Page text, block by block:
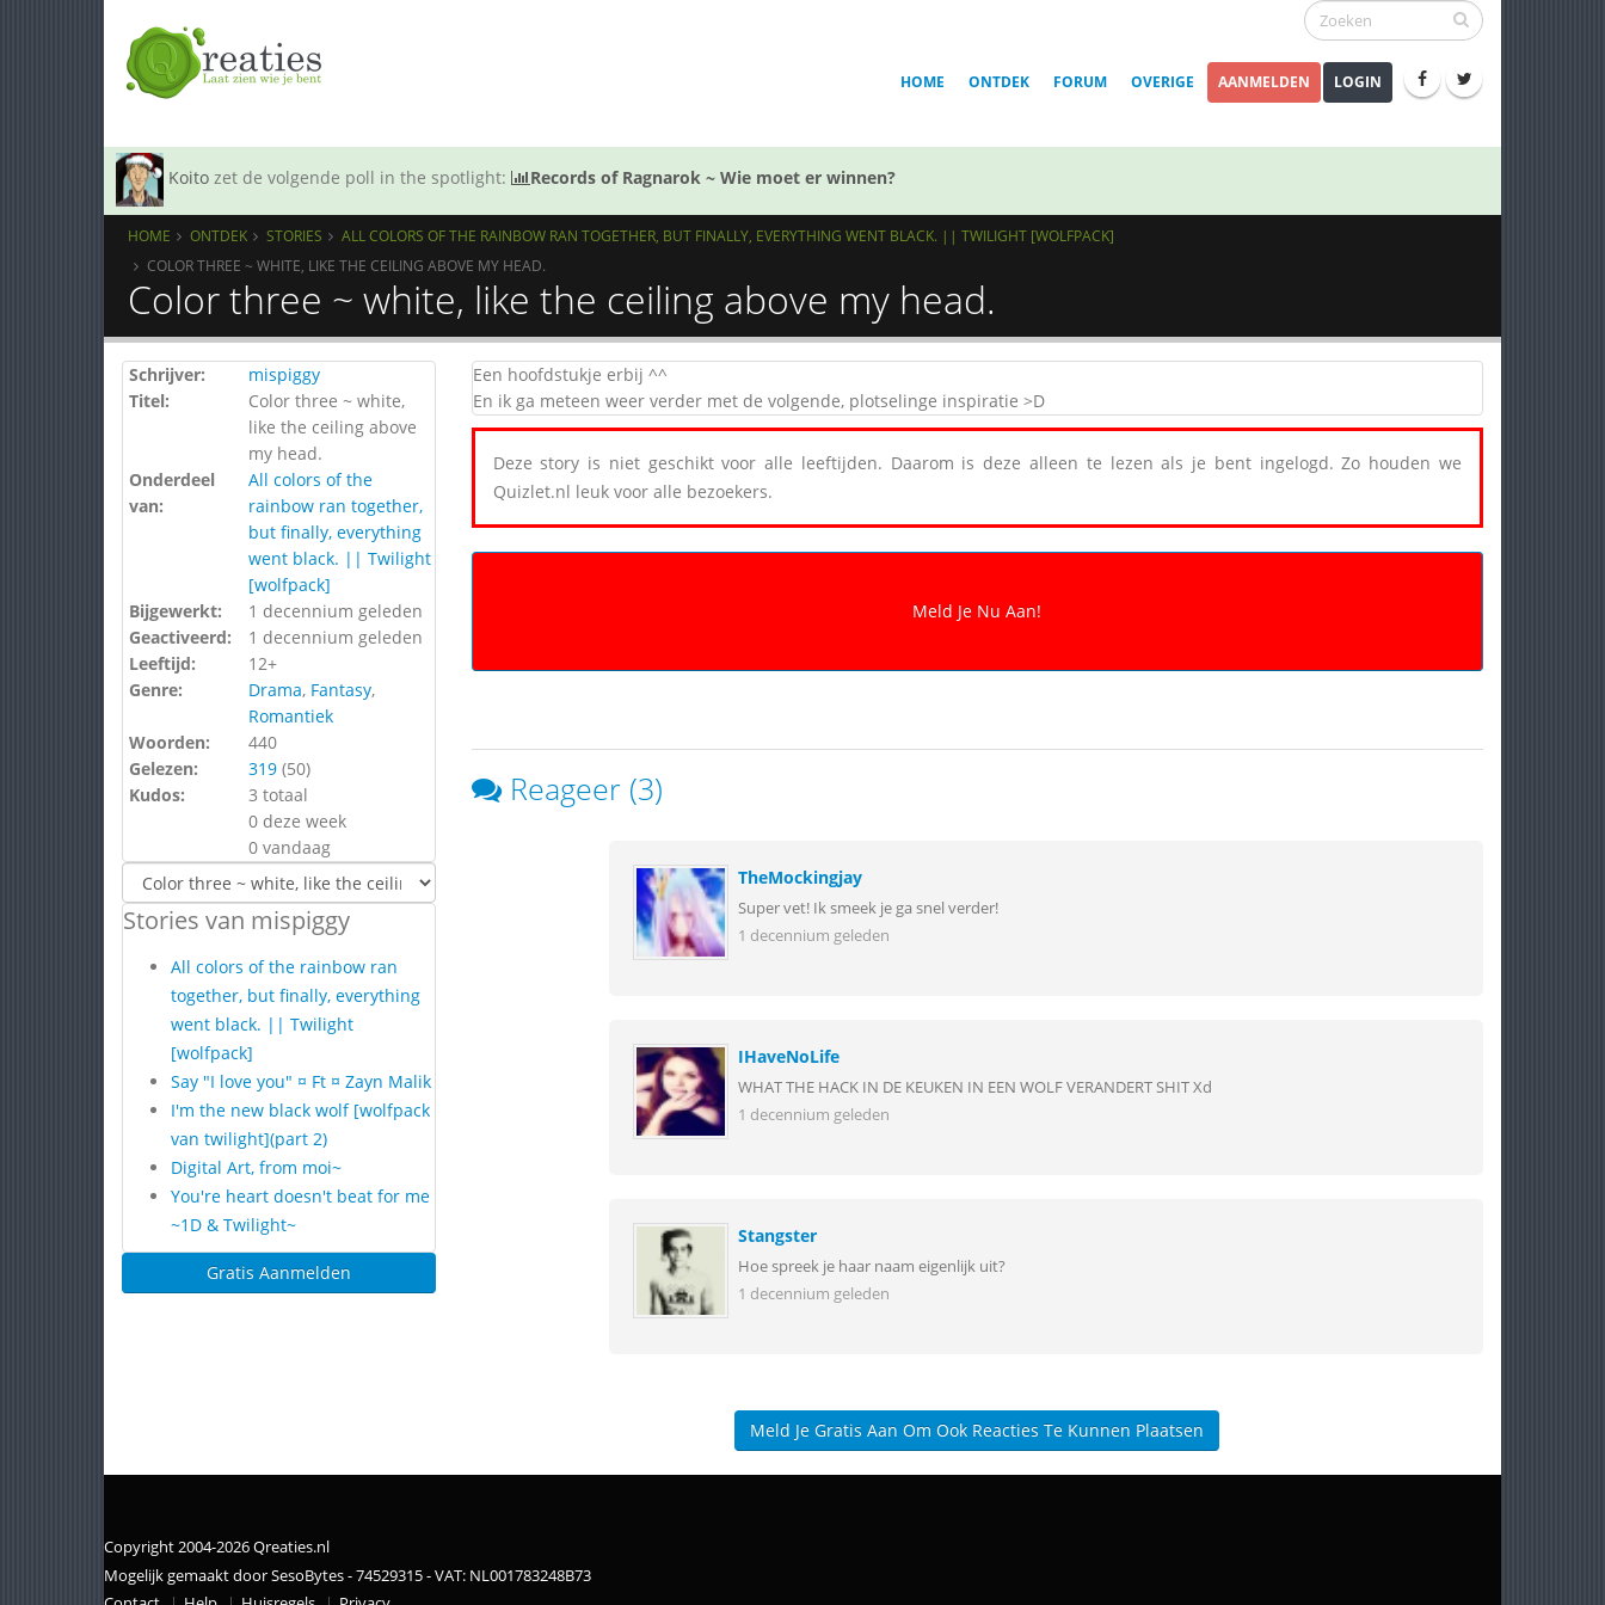
HOME ONTDEK FORUM OVERIGE AANMELDEN LOGIN
Koito zet de volgende poll in the spotlight: Records of Ragnarok ~ Wie moet er winnen?
HOME ONTDEK STORIES
ALL COLORS OF THE RAINBOW RAN TOGETHER, BUT FINALLY, EVERYTHING WENT BLACK. || TWILIGHT [WOLFPACK]
COLOR THREE ~ WHITE, LIKE THE CEILING ABOVE MY HEAD.
Color three ~ white, like the ceiling above my head.
Schrijver:
mispiggy
Titel:
Color three ~ white,
like the ceiling above
my head.
Onderdeel
van:
All colors of the
rainbow ran together,
but finally, everything
went black. || Twilight
[wolfpack]
Bijgewerkt:
1 decennium geleden
Geactiveerd:
1 decennium geleden
Leeftijd:
12+
Genre:
Drama, Fantasy,
Romantiek
Woorden:
440
Gelezen:
319 (50)
Kudos:
3 totaal
0 deze week
0 vandaag
Stories van mispiggy
All colors of the rainbow ran
together, but finally, everything
went black. || Twilight
[wolfpack]
Say "I love you" ¤ Ft ¤ Zayn Malik
I'm the new black wolf [wolfpack
van twilight](part 2)
Digital Art, from moi~
You're heart doesn't beat for me
~1D & Twilight~
Gratis Aanmelden
Een hoofdstukje erbij ^^
En ik ga meteen weer verder met de volgende, plotselinge inspiratie >D
Deze story is niet geschikt voor alle leeftijden. Daarom is deze alleen te lezen als je bent ingelogd. Zo houden we
Quizlet.nl leuk voor alle bezoekers.
Reageer (3)
TheMockingjay
Super vet! Ik smeek je ga snel verder!
1 decennium geleden
IHaveNoLife
WHAT THE HACK IN DE KEUKEN IN EEN WOLF VERANDERT SHIT Xd
1 decennium geleden
Stangster
Hoe spreek je haar naam eigenlijk uit?
1 decennium geleden
Meld Je Gratis Aan Om Ook Reacties Te Kunnen Plaatsen
Copyright 2004-2026 Qreaties.nl
Mogelijk gemaakt door SesoBytes - 74529315 - VAT: NL001783248B73